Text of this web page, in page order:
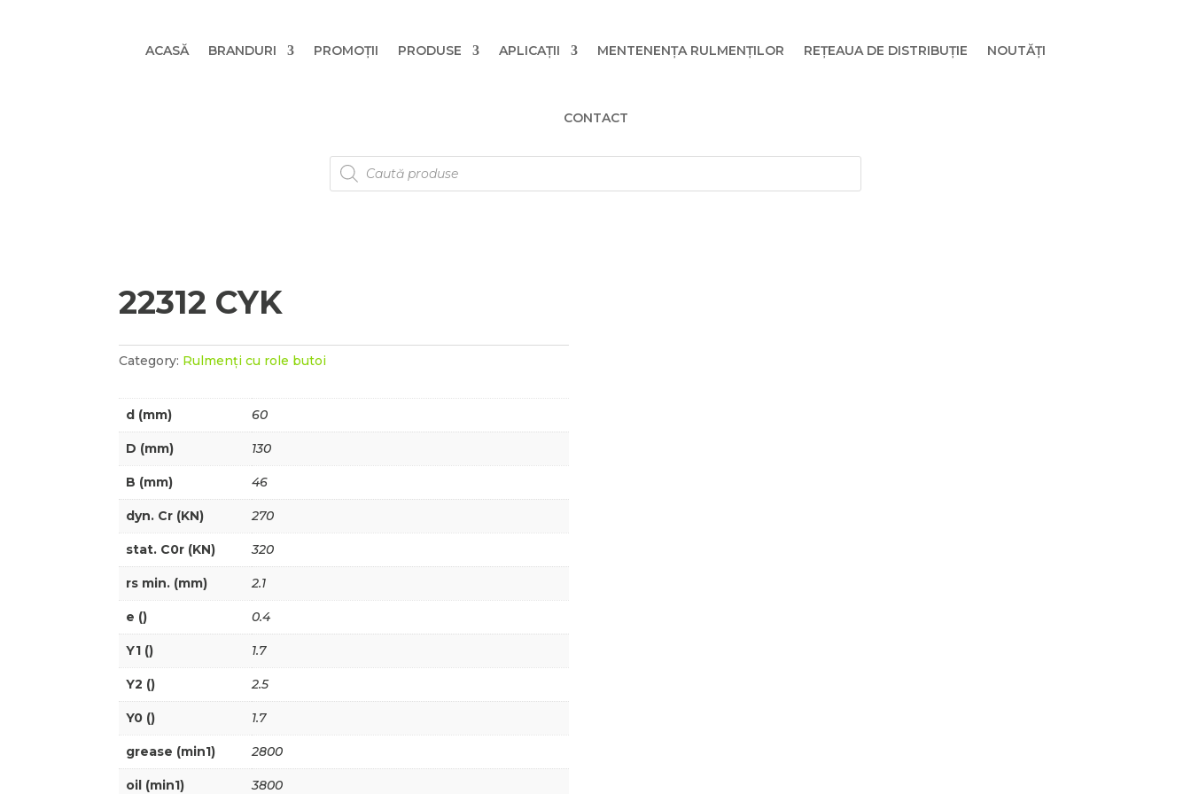
ACASĂ BRANDURI PROMOȚII PRODUSE APLICAȚII MENTENENȚA RULMENȚILOR REȚEAUA DE DISTRIBUȚIE NOUTĂȚI
CONTACT
Products
search
22312 CYK
Category: Rulmenți cu role butoi
d (mm) 60
D (mm) 130
B (mm) 46
dyn. Cr (KN) 270
stat. C0r (KN) 320
rs min. (mm) 2.1
e () 0.4
Y1 () 1.7
Y2 () 2.5
Y0 () 1.7
grease (min1) 2800
oil (min1) 3800